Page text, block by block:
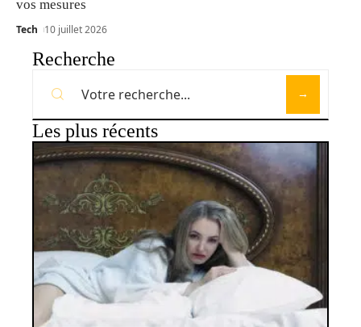
vos mesures
Tech 10 juillet 2026
Recherche
Les plus récents